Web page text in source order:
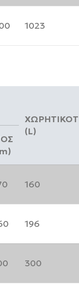
1023
(L)
160
196
300